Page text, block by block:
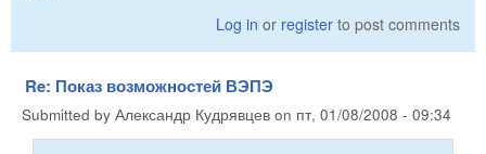
Log in or register to post comments
Re: Показ возможностей ВЭПЭ
Submitted by Александр Кудрявцев on пт, 01/08/2008 - 09:34